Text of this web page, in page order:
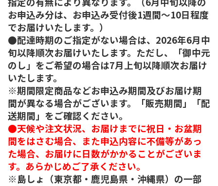
お申込み分は、お申込み受付後1週間～10日程度
でお届けいたします。）
●配達時期のご指定がない場合は、2026年6月中
旬以降順次お届けいたします。ただし、「御中元
のし」をご希望の場合は7月上旬以降順次お届け
いたします。
※期間限定商品などお申込み期間及びお届け期
間が異なる場合がございます。「販売期間」「配
送期間」をご確認ください。
●天候や注文状況、お届けまでに祝日・お盆期
間をはさむ場合、また申込内容に不備等があっ
た場合、お届けに日数がかかることがございま
す。あらかじめご了承ください。
※島しょ（東京都・鹿児島県・沖縄県）の一部